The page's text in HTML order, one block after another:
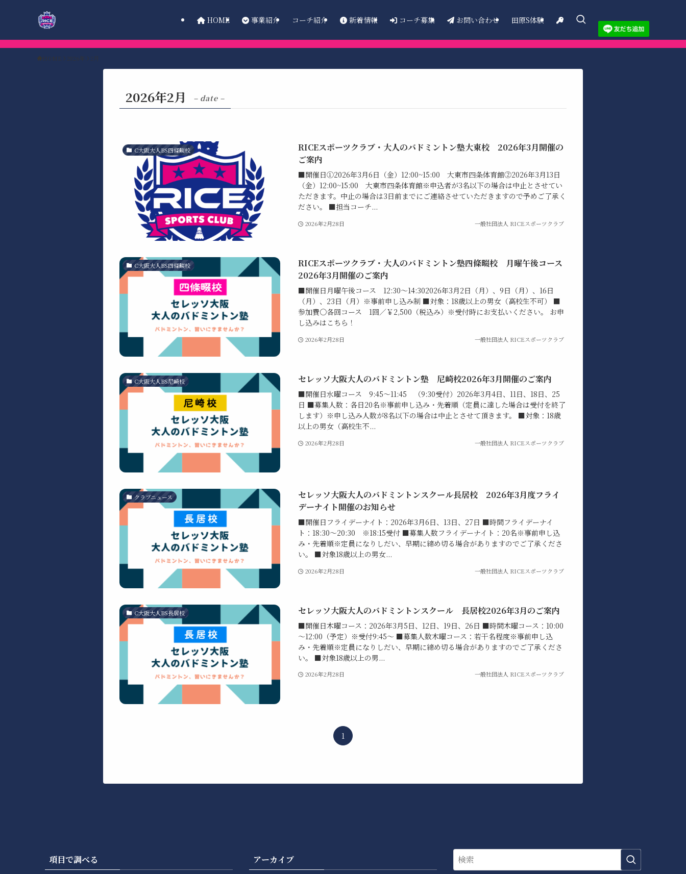
HOME 事業紹介 コーチ紹介 新着情報 コーチ募集 お問い合わせ 田原S体験
HOME 2026年 2月
2026年2月 – date –
C大阪大人BS四條畷校
RICEスポーツクラブ・大人のバドミントン塾大東校 2026年3月開催の
ご案内
■開催日①2026年3月6日（金）12:00~15:00 大東市四条体育館②2026年3月13日
（金）12:00~15:00 大東市四条体育館※申込者が3名以下の場合は中止とさせてい
ただきます。中止の場合は3日前までにご連絡させていただきますので予めご了承く
ださい。 ■担当コーチ...
2026年2月28日 一般社団法人 RICEスポーツクラブ
C大阪大人BS四條畷校
RICEスポーツクラブ・大人のバドミントン塾四條畷校 月曜午後コース
2026年3月開催のご案内
■開催日月曜午後コース 12:30～14:302026年3月2日（月）、9日（月）、16日
（月）、23日（月）※事前申し込み制 ■対象：18歳以上の男女（高校生不可） ■
参加費〇各回コース 1回／￥2,500（税込み）※受付時にお支払いください。 お申
し込みはこちら！
2026年2月28日 一般社団法人 RICEスポーツクラブ
C大阪大人BS尼崎校 セレッソ大阪大人のバドミントン塾 尼崎校2026年3月開催のご案内
■開催日水曜コース 9:45～11:45 （9:30受付）2026年3月4日、11日、18日、25
日 ■募集人数：各日20名※事前申し込み・先着順（定員に達した場合は受付を終了
します）※申し込み人数が8名以下の場合は中止とさせて頂きます。 ■対象：18歳
以上の男女（高校生不...
2026年2月28日 一般社団法人 RICEスポーツクラブ
クラブニュース
セレッソ大阪大人のバドミントンスクール長居校 2026年3月度フライ
デーナイト開催のお知らせ
■開催日フライデーナイト：2026年3月6日、13日、27日 ■時間フライデーナイ
ト：18:30～20:30 ※18:15受付 ■募集人数フライデーナイト：20名※事前申し込
み・先着順※定員になりしだい、早期に締め切る場合がありますのでご了承くださ
い。 ■対象18歳以上の男女...
2026年2月28日 一般社団法人 RICEスポーツクラブ
C大阪大人BS長居校 セレッソ大阪大人のバドミントンスクール 長居校2026年3月のご案内
■開催日木曜コース：2026年3月5日、12日、19日、26日 ■時間木曜コース：10:00
～12:00（予定）※受付9:45～ ■募集人数木曜コース：若干名程度※事前申し込
み・先着順※定員になりしだい、早期に締め切る場合がありますのでご了承くださ
い。 ■対象18歳以上の男...
2026年2月28日 一般社団法人 RICEスポーツクラブ
1
項目で調べる アーカイブ